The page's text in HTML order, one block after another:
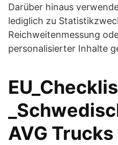
Darüber hinaus
lediglich zu
Reichweitenmessung
personalisierter Inhalte
AVG Trucks